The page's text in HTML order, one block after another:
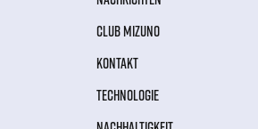
CLUB MIZUNO
KONTAKT
TECHNOLOGIE